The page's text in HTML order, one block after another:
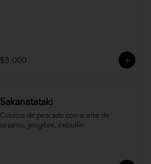
$3.000
Sakanatataki
Cubitos de pescado con aceite de
sésamo, jengibre, cebollín.